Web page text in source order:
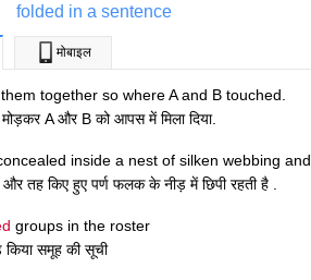
folded in a sentence
मोबाइल
them together so where A and B touched.
A और B को आपस में मिला दिया.
inside a nest of silken webbing and
तह किए हुए पर्ण फलक के नीड़ में छिपी रहती है .
groups in the roster
किया समूह की सूची